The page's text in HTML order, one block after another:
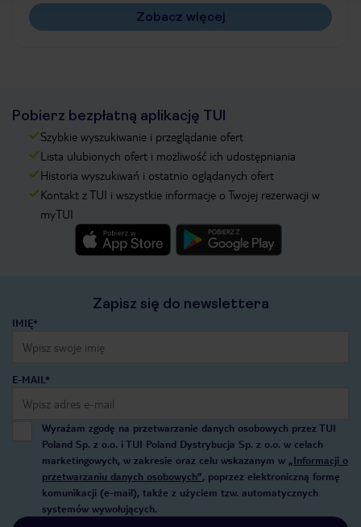
Zobacz więcej
Pobierz bezpłatną aplikację TUI
Szybkie wyszukiwanie i przeglądanie ofert
Lista ulubionych ofert i możliwość ich udostępniania
Historia wyszukiwań i ostatnio oglądanych ofert
Kontakt z TUI i wszystkie informacje o Twojej rezerwacji w
myTUI
Zapisz się do newslettera
IMIĘ*
E-MAIL*
Wyrażam zgodę na przetwarzanie danych osobowych przez TUI
Poland Sp. z o.o. i TUI Poland Dystrybucja Sp. z o.o. w celach
marketingowych, w zakresie oraz celu wskazanym w „Informacji o
przetwarzaniu danych osobowych”, poprzez elektroniczną formę
komunikacji (e-mail), także z użyciem tzw. automatycznych
systemów wywołujących.